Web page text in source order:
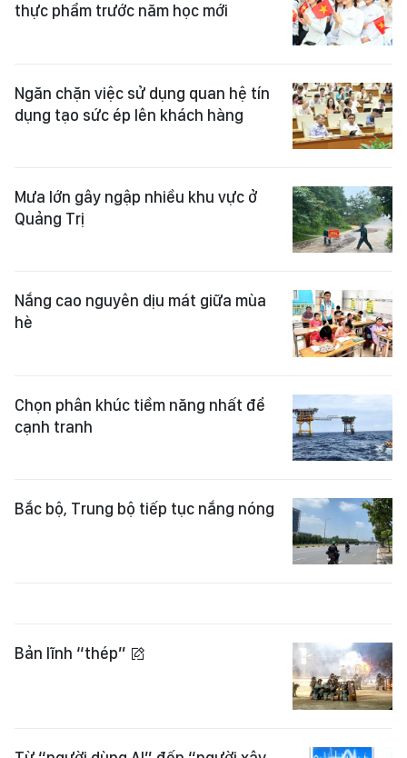
thực phẩm trước năm học mới
Ngăn chặn việc sử dụng quan hệ tín
dụng tạo sức ép lên khách hàng
Mưa lớn gây ngập nhiều khu vực ở
Quảng Trị
Nắng cao nguyên dịu mát giữa mùa
hè
Chọn phân khúc tiềm năng nhất để
cạnh tranh
Bắc bộ, Trung bộ tiếp tục nắng nóng
Bản lĩnh “thép”